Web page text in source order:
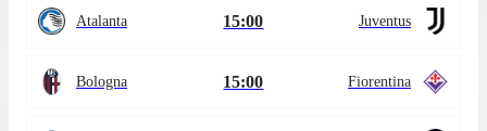
Atalanta 15:00 Juventus
Bologna 15:00 Fiorentina